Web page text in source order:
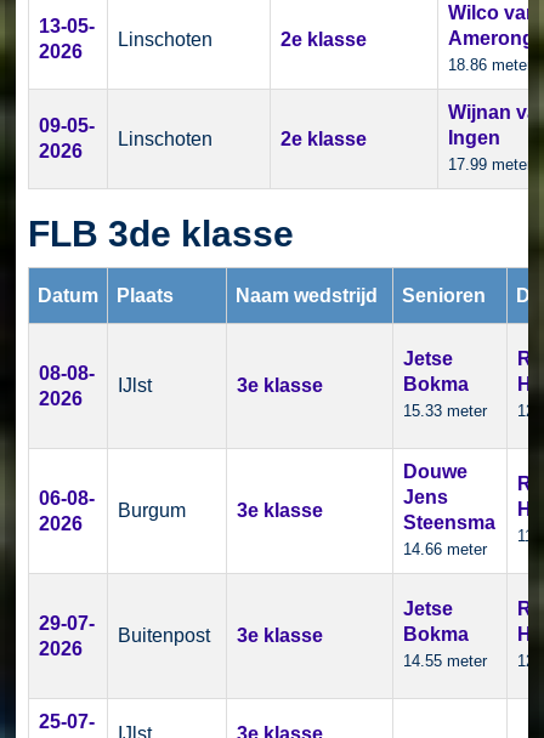
13-05-
2026
Linschoten 2e klasse
Wilco van
18.86 meter
09-05-
2026
Linschoten 2e klasse
Wijnan
Ingen
17.99 meter
FLB 3de klasse
Datum Plaats Naam wedstrijd Senioren
08-08-
2026
IJlst 3e klasse
Jetse
Bokma
15.33 meter
06-08-
2026
Burgum 3e klasse
Douwe
Jens
Steensma
14.66 meter
29-07-
2026
Buitenpost 3e klasse
Jetse
Bokma
14.55 meter
25-07-